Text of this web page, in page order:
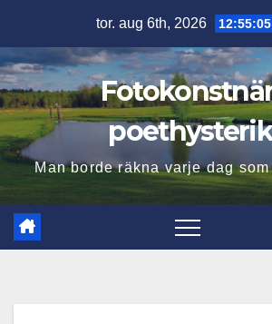
innehåll
tor. aug 6th, 2026
Man borde räkna varje dag